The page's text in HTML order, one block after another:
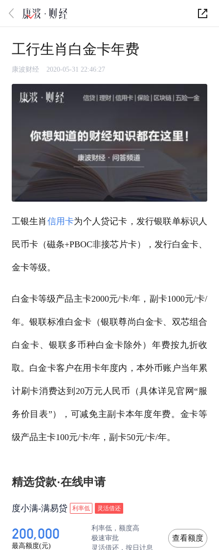
工行生肖白金卡年费
康波财经 2020-05-31 22:46:27
工银生肖 信用卡为个人贷记卡，发行银联单标识人
民币卡（磁条+PBOC非接芯片卡），发行白金卡、
金卡等级。
白金卡等级产品主卡2000元/卡/年，副卡1000元/卡/
年。银联标准白金卡（银联尊尚白金卡、双芯组合
白金卡、银联多币种白金卡除外）年费按九折收
取。白金卡客户在用卡年度内，本外币账户当年累
计刷卡消费达到20万元人民币（具体详见官网“服
务价目表”），可减免主副卡本年度年费。金卡等
级产品主卡100元/卡/年，副卡50元/卡/年。
精选贷款·在线申请
度小满-满易贷 利率低 灵活借还
200,000
最高额度(元)
利率低，额度高
极速审批
灵活借还，按日计息
查看额度